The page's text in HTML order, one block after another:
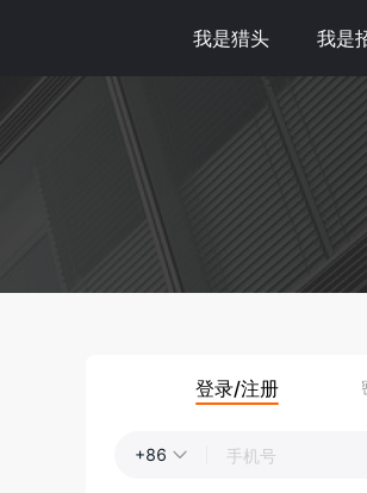
我是猎头 我是
登录/注册
+86